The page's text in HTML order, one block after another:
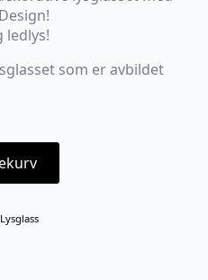
ledlys!
som er avbildet
Lysglass